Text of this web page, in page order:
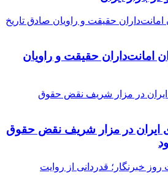
امانت‌داران حقیقت و راویان
ایران در مزار شریف نقض حقوق